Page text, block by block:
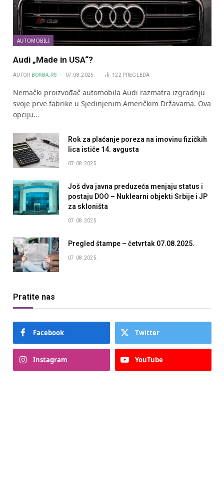
AUTOMOBILI
Audi „Made in USA“?
AUTOR BORBA.RS 07.08.2025. 122 PREGLEDA
Nemački proizvođač automobila Audi razmatra izgradnju
svoje prve fabrike u Sjedinjenim Američkim Državama. Ova
opciju…
Rok za plaćanje poreza na imovinu fizičkih
lica ističe 14. avgusta
07.08.2025.
Još dva javna preduzeća menjaju status i
postaju DOO – Nuklearni objekti Srbije i JP
za skloništa
07.08.2025.
Pregled štampe – četvrtak 07.08.2025.
07.08.2025.
Pratite nas
Facebook Twitter
Instagram YouTube